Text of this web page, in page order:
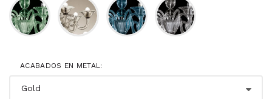
ACABADOS EN METAL: